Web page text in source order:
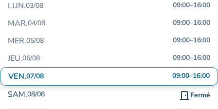
LUN.03/08 09:00–16:00
MAR.04/08 09:00–16:00
MER.05/08 09:00–16:00
JEU.06/08 09:00–16:00
VEN.07/08 09:00–16:00
SAM.08/08 door_front Fermé